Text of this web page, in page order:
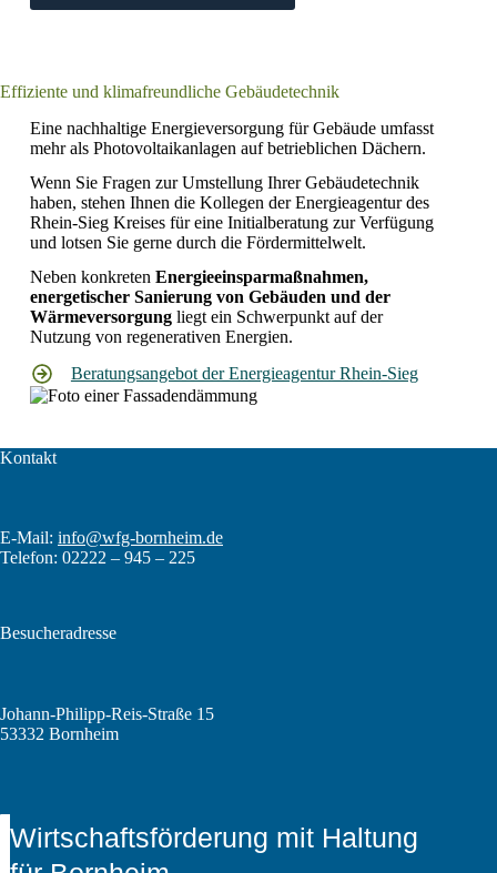
Effiziente und klimafreundliche Gebäudetechnik
Eine nachhaltige Energieversorgung für Gebäude umfasst
mehr als Photovoltaikanlagen auf betrieblichen Dächern.
Wenn Sie Fragen zur Umstellung Ihrer Gebäudetechnik
haben, stehen Ihnen die Kollegen der Energieagentur des
Rhein-Sieg Kreises für eine Initialberatung zur Verfügung
und lotsen Sie gerne durch die Fördermittelwelt.
Neben konkreten Energieeinsparmaßnahmen,
energetischer Sanierung von Gebäuden und der
Wärmeversorgungliegt ein Schwerpunkt auf der
Nutzung von regenerativen Energien.
Beratungsangebot der Energieagentur Rhein-Sieg
Kontakt
E-Mail: info@wfg-bornheim.de
Telefon: 02222 – 945 – 225
Besucheradresse
Johann-Philipp-Reis-Straße 15
53332 Bornheim
Wirtschaftsförderung mit Haltung